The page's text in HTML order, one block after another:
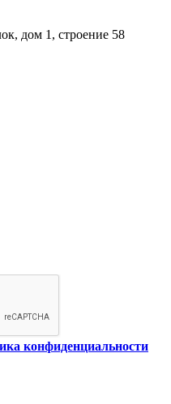
дом 1, строение 58
конфиденциальности